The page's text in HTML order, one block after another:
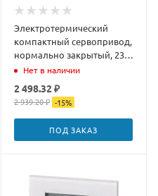
Электротермический
компактный сервопривод,
нормально закрытый, 230
B STOUT STE-0010-230001
Нет в наличии
2 498.32 ₽
2 939.20 ₽ -15%
ПОД ЗАКАЗ